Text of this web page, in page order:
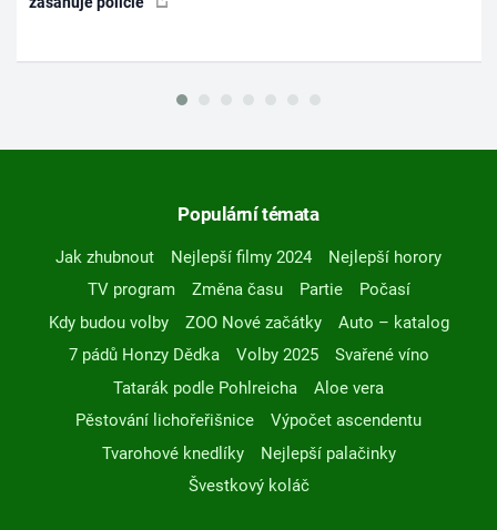
Populární témata
Jak zhubnout Nejlepší filmy 2024
Nejlepší horory
TV program
Změna času Partie
Počasí
Kdy budou volby
ZOO Nové začátky
Auto – katalog
7 pádů Honzy Dědka
Volby 2025
Svařené víno
Tatarák podle Pohlreicha
Aloe vera
Pěstování lichořeřišnice
Výpočet ascendentu
Tvarohové knedlíky
Nejlepší palačinky
Švestkový koláč